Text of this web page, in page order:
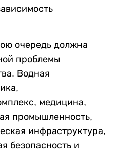
очередь должна
проблемы
Водная
медицина,
промышленность,
инфраструктура,
безопасность и